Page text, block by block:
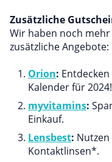
Zusätzliche
Wir haben noch
zusätzliche Angebote:
Orion:
Kalender für 2024!
myvitamins:
Einkauf.
Lensbest: Nutzen
Kontaktlinsen*.